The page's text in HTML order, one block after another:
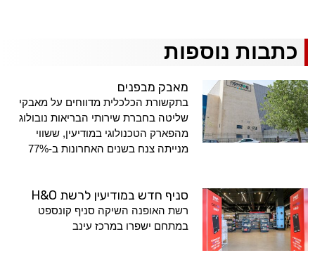
כתבות נוספות
מאבק מבפנים
בתקשורת הכלכלית מדווחים על מאבקי
שליטה בחברת שירותי הבריאות נובולוג
מהפארק הטכנולוגי במודיעין, ששווי
מנייתה צנח בשנים האחרונות ב-77%
סניף חדש במודיעין לרשת H&O
רשת האופנה השיקה סניף קונספט
במתחם ישפרו במרכז עינב